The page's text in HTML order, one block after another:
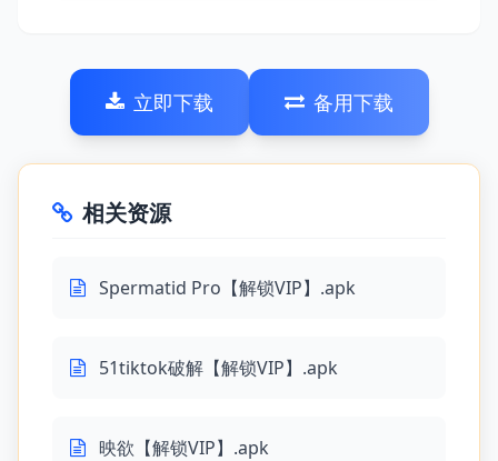
立即下载 备用下载
相关资源
Spermatid Pro【解锁VIP】.apk
51tiktok破解【解锁VIP】.apk
映欲【解锁VIP】.apk